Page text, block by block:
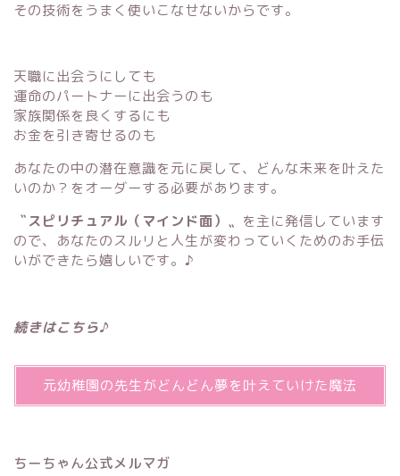
その技術をうまく使いこなせないからです。
天職に出会うにしても
運命のパートナーに出会うのも
家族関係を良くするにも
お金を引き寄せるのも
あなたの中の潜在意識を元に戻して、どんな未来を叶えた
いのか？をオーダーする必要があります。
〝スピリチュアル（マインド面）〟 を主に発信しています
ので、あなたのスルリと人生が変わっていくためのお手伝
いができたら嬉しいです。♪
続きはこちら♪
元幼稚園の先生がどんどん夢を叶えていけた魔法
ちーちゃん公式メルマガ